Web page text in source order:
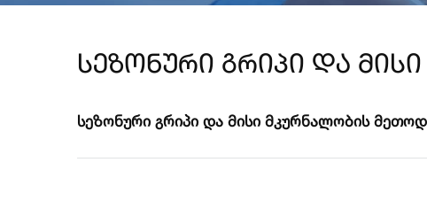
სეზონური გრიპი და
სეზონური გრიპი და მისი მკურნალობის